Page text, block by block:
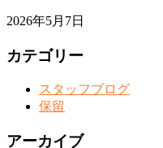
2026年5月7日
カテゴリー
スタッフブログ
保留
アーカイブ